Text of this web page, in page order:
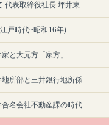
代表取締役社長 坪井東
戸時代~昭和16年)
と大元方「家方」
所部と三井銀行地所係
名会社不動産課の時代